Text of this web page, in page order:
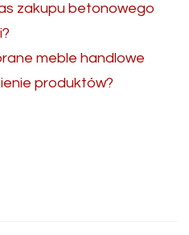
zakupu betonowego
meble handlowe
produktów?